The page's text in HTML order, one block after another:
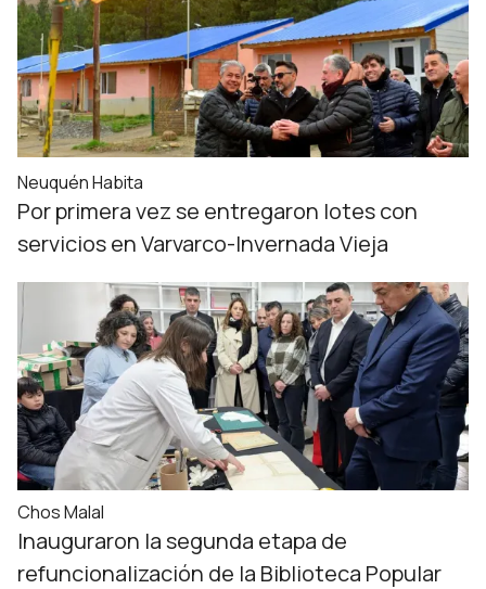
Neuquén Habita
Por primera vez se entregaron lotes con
servicios en Varvarco-Invernada Vieja
Chos Malal
Inauguraron la segunda etapa de
refuncionalización de la Biblioteca Popular